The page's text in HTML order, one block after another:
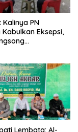
PN
Eksepsi,
Lembata: Al-